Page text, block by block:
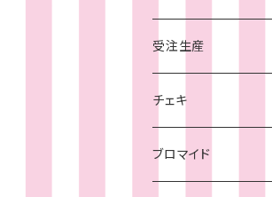
旭川店
チェキ
札幌店
チェキ
受注生産
チェキ
ブロマイド